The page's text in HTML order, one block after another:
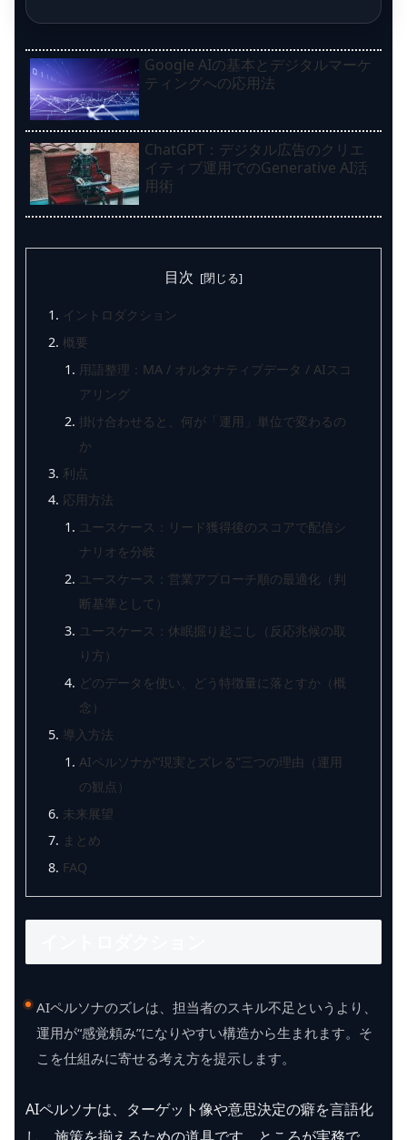
Google AIの基本とデジタルマーケ
ティングへの応用法
ChatGPT：デジタル広告のクリエ
イティブ運用でのGenerative AI活
用術
目次
イントロダクション
概要
用語整理：MA / オルタナティブデータ / AIスコ
アリング
掛け合わせると、何が「運用」単位で変わるの
か
利点
応用方法
ユースケース：リード獲得後のスコアで配信シ
ナリオを分岐
ユースケース：営業アプローチ順の最適化（判
断基準として）
ユースケース：休眠掘り起こし（反応兆候の取
り方）
どのデータを使い、どう特徴量に落とすか（概
念）
導入方法
AIペルソナが“現実とズレる”三つの理由（運用
の観点）
未来展望
まとめ
FAQ
AIペルソナのズレは、担当者のスキル不足というより、
運用が“感覚頼み”になりやすい構造から生まれます。そ
こを仕組みに寄せる考え方を提示します。
AIペルソナは、ターゲット像や意思決定の癖を言語化